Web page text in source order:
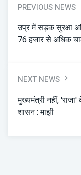
PREVIOUS NEWS
उप्र में सड़क सुरक्षा
76 हजार से अधिक
NEXT NEWS
मुख्यमंत्री नहीं,
शासन : माझी